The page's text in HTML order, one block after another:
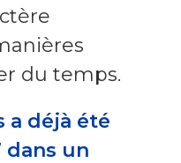
du temps.
a déjà été
dans un